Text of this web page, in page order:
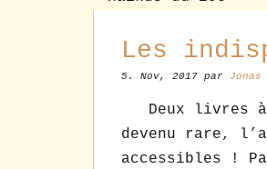
Les
5. Nov, 2017 par Jonas
Deux livres à
devenu rare,
accessibles !